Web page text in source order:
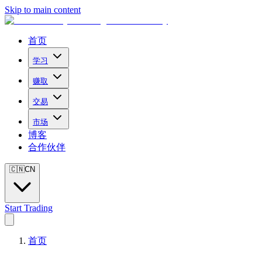
Skip to main content
首页
学习
赚取
交易
市场
博客
合作伙伴
🇨🇳CN
Start Trading
首页